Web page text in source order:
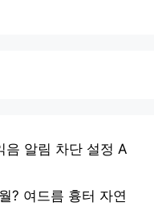
음 알림 차단 설정 A
? 여드름 흉터 자연